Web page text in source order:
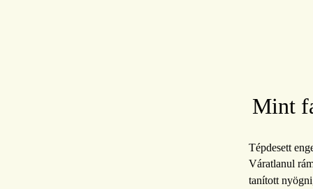
Mint
Tépdesett
Váratlanul
tanított